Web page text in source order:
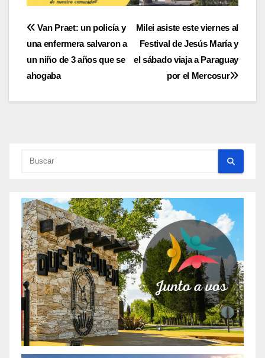
Navegación
de
entradas
Milei asiste este viernes al
Festival de Jesús María y
el sábado viaja a Paraguay
por el Mercosur
Van Praet: un policía y
una enfermera salvaron a
un niño de 3 años que se
ahogaba